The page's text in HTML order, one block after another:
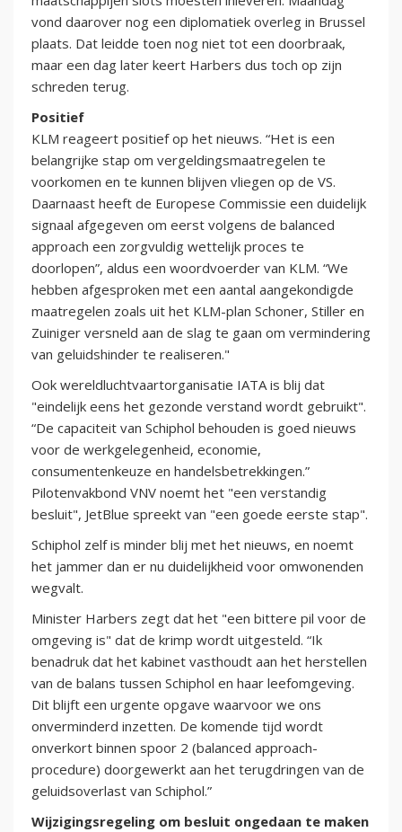
vond daarover nog een diplomatiek overleg in Brussel
plaats. Dat leidde toen nog niet tot een doorbraak,
maar een dag later keert Harbers dus toch op zijn
schreden terug.
Positief
KLM reageert positief op het nieuws. “Het is een
belangrijke stap om vergeldingsmaatregelen te
voorkomen en te kunnen blijven vliegen op de VS.
Daarnaast heeft de Europese Commissie een duidelijk
signaal afgegeven om eerst volgens de balanced
approach een zorgvuldig wettelijk proces te
doorlopen”, aldus een woordvoerder van KLM. “We
hebben afgesproken met een aantal aangekondigde
maatregelen zoals uit het KLM-plan Schoner, Stiller en
Zuiniger versneld aan de slag te gaan om vermindering
van geluidshinder te realiseren."
Ook wereldluchtvaartorganisatie IATA is blij dat
"eindelijk eens het gezonde verstand wordt gebruikt".
“De capaciteit van Schiphol behouden is goed nieuws
voor de werkgelegenheid, economie,
consumentenkeuze en handelsbetrekkingen.”
Pilotenvakbond VNV noemt het "een verstandig
besluit", JetBlue spreekt van "een goede eerste stap".
Schiphol zelf is minder blij met het nieuws, en noemt
het jammer dan er nu duidelijkheid voor omwonenden
wegvalt.
Minister Harbers zegt dat het "een bittere pil voor de
omgeving is" dat de krimp wordt uitgesteld. “Ik
benadruk dat het kabinet vasthoudt aan het herstellen
van de balans tussen Schiphol en haar leefomgeving.
Dit blijft een urgente opgave waarvoor we ons
onverminderd inzetten. De komende tijd wordt
onverkort binnen spoor 2 (balanced approach-
procedure) doorgewerkt aan het terugdringen van de
geluidsoverlast van Schiphol.”
Wijzigingsregeling om besluit ongedaan te maken